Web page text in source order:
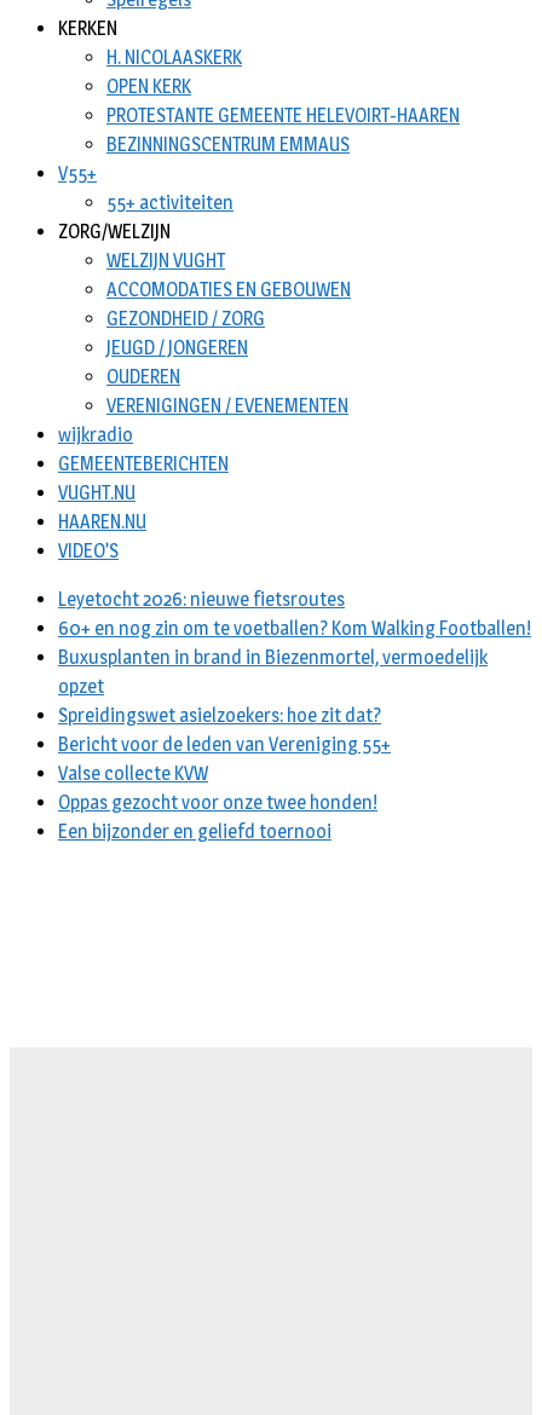
KERKEN
H. NICOLAASKERK
OPEN KERK
PROTESTANTE GEMEENTE HELEVOIRT-HAAREN
BEZINNINGSCENTRUM EMMAUS
V55+
55+ activiteiten
ZORG/WELZIJN
WELZIJN VUGHT
ACCOMODATIES EN GEBOUWEN
GEZONDHEID / ZORG
JEUGD / JONGEREN
OUDEREN
VERENIGINGEN / EVENEMENTEN
wijkradio
GEMEENTEBERICHTEN
VUGHT.NU
HAAREN.NU
VIDEO’S
Leyetocht 2026: nieuwe fietsroutes
60+ en nog zin om te voetballen? Kom Walking Footballen!
Buxusplanten in brand in Biezenmortel, vermoedelijk
opzet
Spreidingswet asielzoekers: hoe zit dat?
Bericht voor de leden van Vereniging 55+
Valse collecte KVW
Oppas gezocht voor onze twee honden!
Een bijzonder en geliefd toernooi